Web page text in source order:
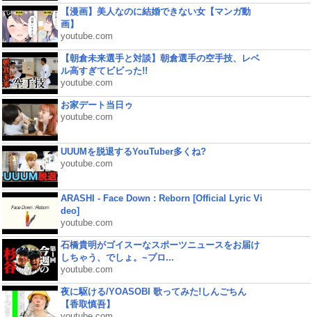
【漫画】美人なのに結婚できない女【マンガ動
画】
youtube.com
【朝倉未来選手と対談】朝倉選手の空手技、レベ
ル高すぎてビビった!!
youtube.com
お家デート当日ゥ
youtube.com
UUUMを脱退するYouTuber多くね?
youtube.com
ARASHI - Face Down : Reborn [Official Lyric Vi
deo]
youtube.com
石橋貴明がゴイスーなスポーツニュースをお届け
しちゃう、でしょ。~プロ...
youtube.com
夜に駆ける/YOASOBI 歌ってみた!しんごちん
【香取慎吾】